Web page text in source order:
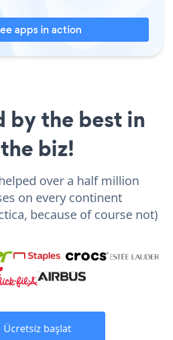
apps in action
by the best in
the biz!
over a half million
on every continent
because of course not)
Ücretsiz başlat